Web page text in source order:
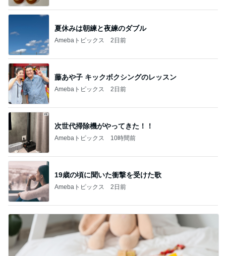
夏休みは朝練と夜練のダブル
Amebaトピックス 2日前
藤あや子 キックボクシングのレッスン
Amebaトピックス 2日前
次世代掃除機がやってきた！！
Amebaトピックス 10時間前
19歳の頃に聞いた衝撃を受けた歌
Amebaトピックス 2日前